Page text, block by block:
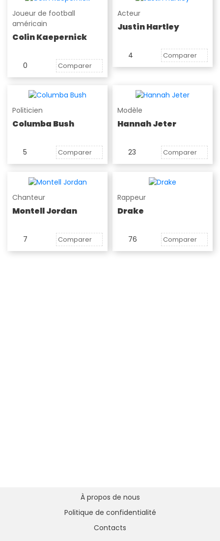
Joueur de football
américain
Colin Kaepernick
0 Comparer
Acteur
Justin Hartley
4 Comparer
Politicien
Columba Bush
5 Comparer
Modèle
Hannah Jeter
23 Comparer
Chanteur
Montell Jordan
7 Comparer
Rappeur
Drake
76 Comparer
À propos de nous
Politique de confidentialité
Contacts